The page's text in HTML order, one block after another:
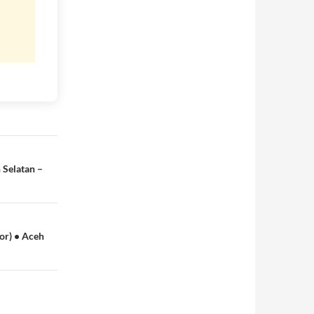
–
• Aceh